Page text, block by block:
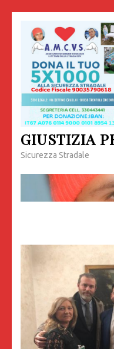
contenuto
(premi
invio)
GIUSTIZIA
Sicurezza Stradale